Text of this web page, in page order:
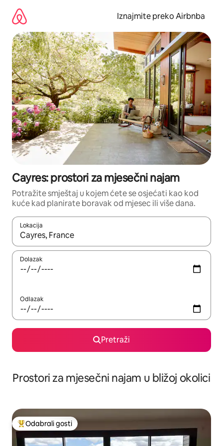
sadržaj
Iznajmite preko Airbnba
Cayres: prostori za mjesečni najam
Potražite smještaj u kojem ćete se osjećati kao kod
kuće kad planirate boravak od mjesec ili više dana.
Lokacija
Kada budu dostupni rezultati, moći ćete ih pregledati
Dolazak
Odlazak
Pretraži
Prostori za mjesečni najam u bližoj okolici
Među najviše rangiranima s oznakom „Odabrali gosti”
Odabrali gosti